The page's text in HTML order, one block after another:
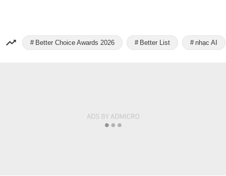
Better Choice Awards 2026 Better List nhạc AI